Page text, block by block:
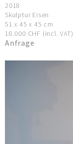
2018
Skulptur Eisen
51 x 45 x 45 cm
18.000 CHF (incl. VAT)
Anfrage